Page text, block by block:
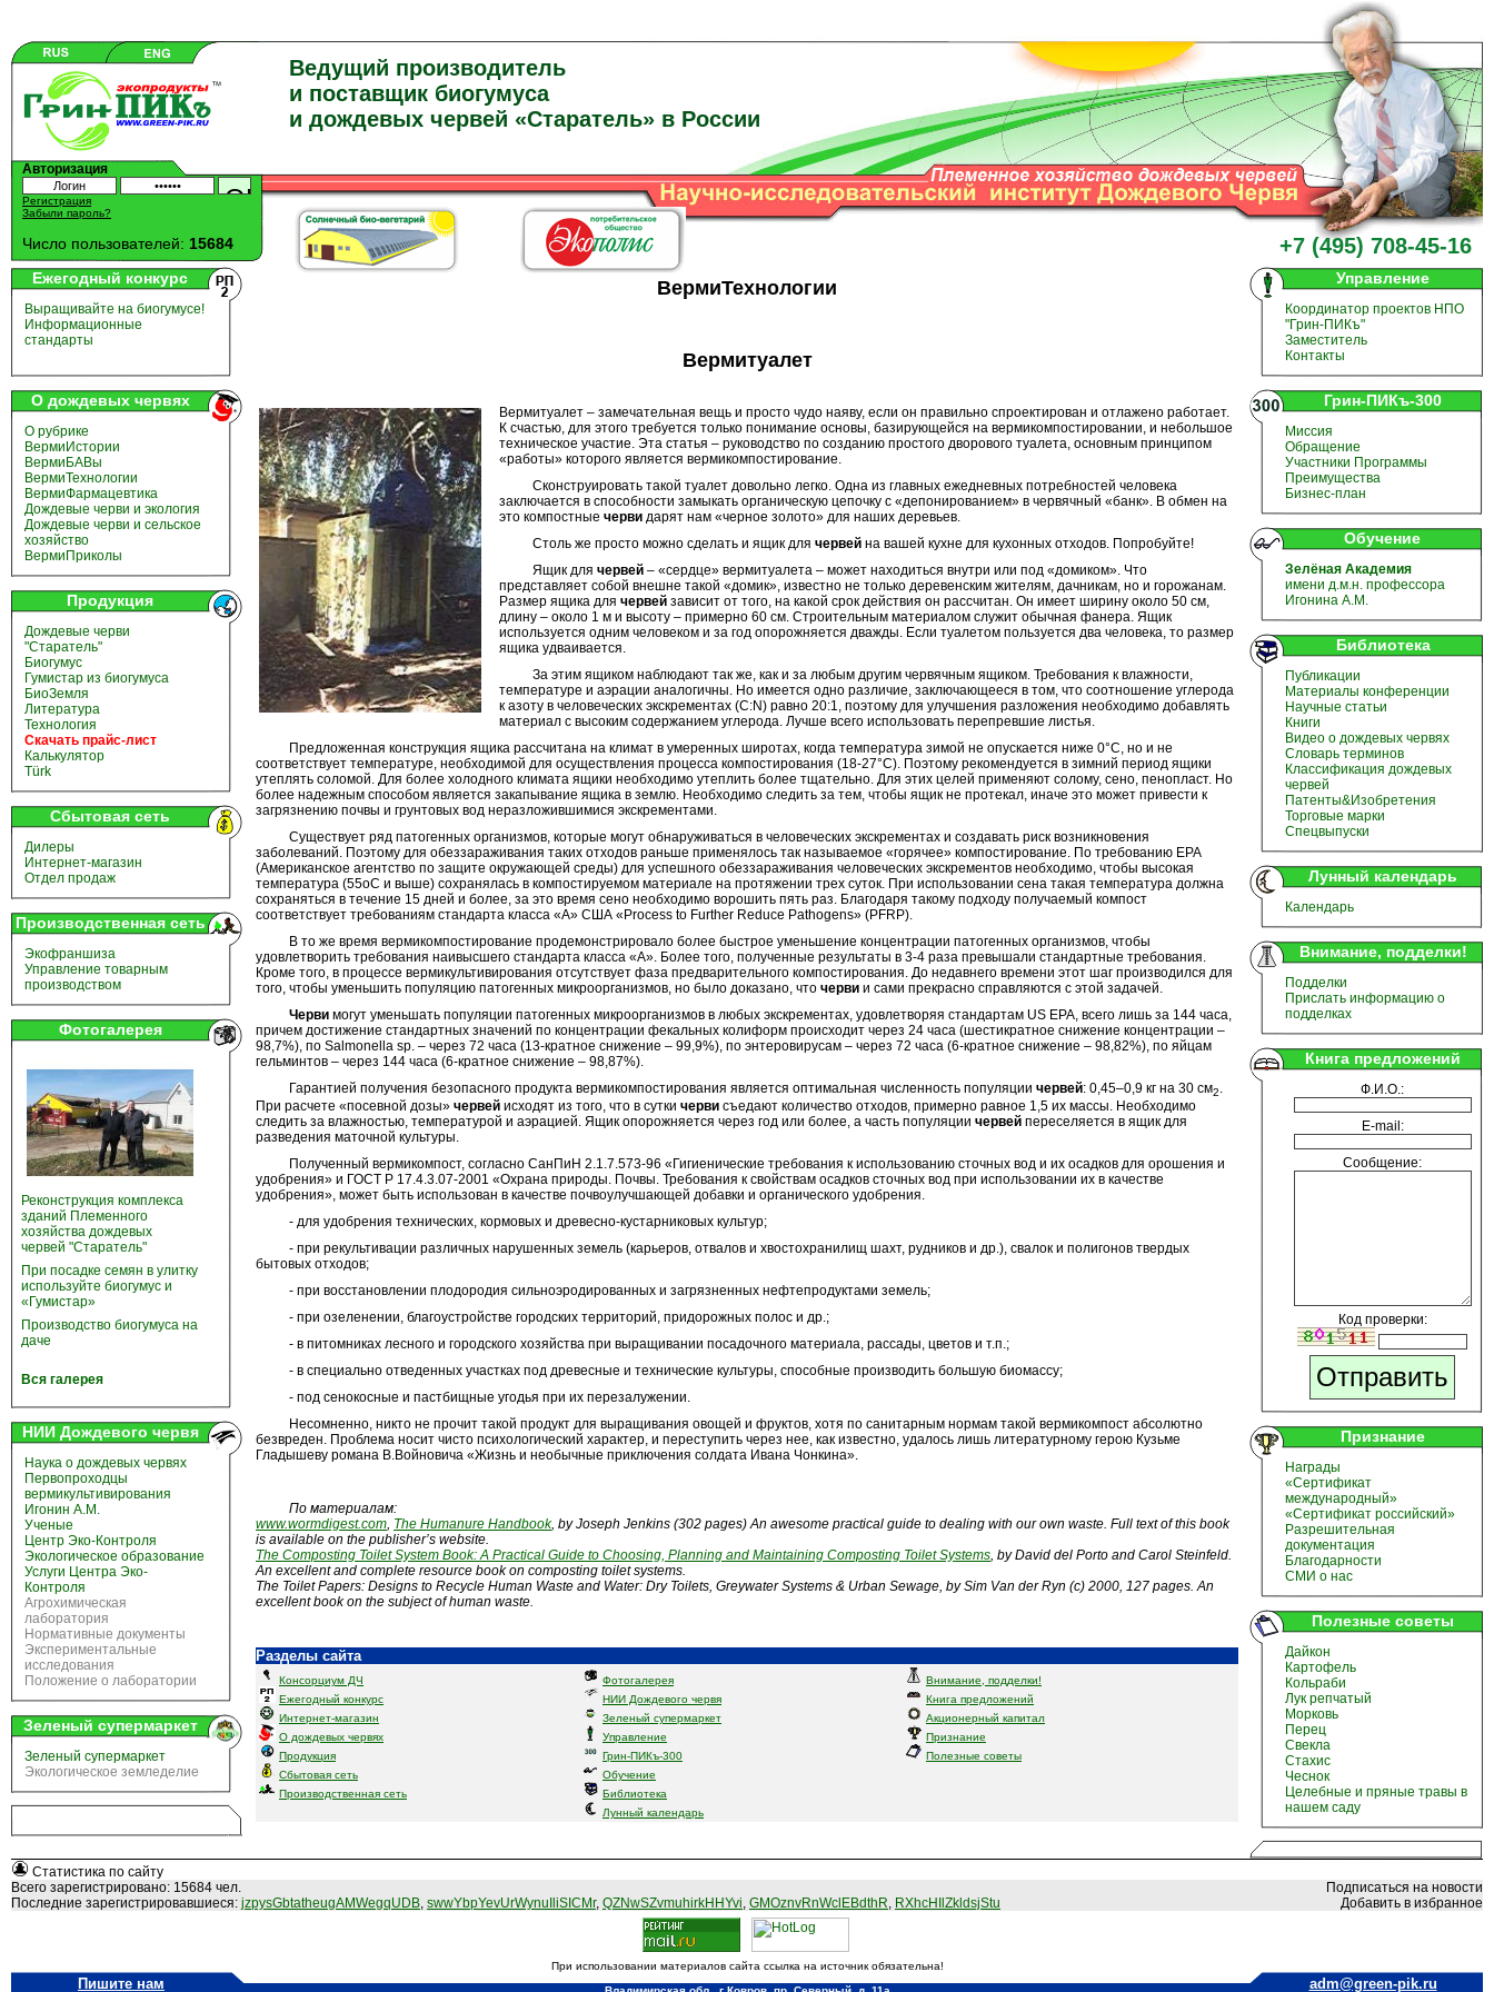
+7 (495) 708-45-16
Ведущий производитель
и поставщик биогумуса
и дождевых червей «Старатель» в России
Авторизация
Регистрация
Забыли пароль?
Число пользователей: 15684
Ежегодный конкурс
Выращивайте на биогумусе!
Информационные
стандарты
О дождевых червях
О рубрике
ВермиИстории
ВермиБАВы
ВермиТехнологии
ВермиФармацевтика
Дождевые черви и экология
Дождевые черви и сельское
хозяйство
ВермиПриколы
Продукция
Дождевые черви
"Старатель"
Биогумус
Гумистар из биогумуса
БиоЗемля
Литература
Технология
Скачать прайс-лист
Калькулятор
Türk
Сбытовая сеть
Дилеры
Интернет-магазин
Отдел продаж
Производственная сеть
Экофраншиза
Управление товарным
производством
Фотогалерея
Реконструкция комплекса
зданий Племенного
хозяйства дождевых
червей "Старатель"
При посадке семян в улитку
используйте биогумус и
«Гумистар»
Производство биогумуса на
даче
Вся галерея
НИИ Дождевого червя
Наука о дождевых червях
Первопроходцы
вермикультивирования
Игонин А.М.
Ученые
Центр Эко-Контроля
Экологическое образование
Услуги Центра Эко-
Контроля
Агрохимическая
лаборатория
Нормативные документы
Экспериментальные
исследования
Положение о лаборатории
Зеленый супермаркет
Зеленый супермаркет
Экологическое земледелие
ВермиТехнологии
Вермитуалет
Вермитуалет – замечательная вещь и просто чудо наяву, если он правильно спроектирован и отлажено работает.
К счастью, для этого требуется только понимание основы, базирующейся на вермикомпостировании, и небольшое
техническое участие. Эта статья – руководство по созданию простого дворового туалета, основным принципом
«работы» которого является вермикомпостирование.
Сконструировать такой туалет довольно легко. Одна из главных ежедневных потребностей человека
заключается в способности замыкать органическую цепочку с «депонированием» в червячный «банк». В обмен на
это компостные черви дарят нам «черное золото» для наших деревьев.
Столь же просто можно сделать и ящик для червей на вашей кухне для кухонных отходов. Попробуйте!
Ящик для червей – «сердце» вермитуалета – может находиться внутри или под «домиком». Что
представляет собой внешне такой «домик», известно не только деревенским жителям, дачникам, но и горожанам.
Размер ящика для червей зависит от того, на какой срок действия он рассчитан. Он имеет ширину около 50 см,
длину – около 1 м и высоту – примерно 60 см. Строительным материалом служит обычная фанера. Ящик
используется одним человеком и за год опорожняется дважды. Если туалетом пользуется два человека, то размер
ящика удваивается.
За этим ящиком наблюдают так же, как и за любым другим червячным ящиком. Требования к влажности,
температуре и аэрации аналогичны. Но имеется одно различие, заключающееся в том, что соотношение углерода
к азоту в человеческих экскрементах (C:N) равно 20:1, поэтому для улучшения разложения необходимо добавлять
материал с высоким содержанием углерода. Лучше всего использовать перепревшие листья.
Предложенная конструкция ящика рассчитана на климат в умеренных широтах, когда температура зимой не опускается ниже 0°С, но и не
соответствует температуре, необходимой для осуществления процесса компостирования (18-27°С). Поэтому рекомендуется в зимний период ящики
утеплять соломой. Для более холодного климата ящики необходимо утеплить более тщательно. Для этих целей применяют солому, сено, пенопласт. Но
более надежным способом является закапывание ящика в землю. Необходимо следить за тем, чтобы ящик не протекал, иначе это может привести к
загрязнению почвы и грунтовых вод неразложившимися экскрементами.
Существует ряд патогенных организмов, которые могут обнаруживаться в человеческих экскрементах и создавать риск возникновения
заболеваний. Поэтому для обеззараживания таких отходов раньше применялось так называемое «горячее» компостирование. По требованию EPA
(Американское агентство по защите окружающей среды) для успешного обеззараживания человеческих экскрементов необходимо, чтобы высокая
температура (55оС и выше) сохранялась в компостируемом материале на протяжении трех суток. При использовании сена такая температура должна
сохраняться в течение 15 дней и более, за это время сено необходимо ворошить пять раз. Благодаря такому подходу получаемый компост
соответствует требованиям стандарта класса «А» США «Process to Further Reduce Pathogens» (PFRP).
В то же время вермикомпостирование продемонстрировало более быстрое уменьшение концентрации патогенных организмов, чтобы
удовлетворить требования наивысшего стандарта класса «А». Более того, полученные результаты в 3-4 раза превышали стандартные требования.
Кроме того, в процессе вермикультивирования отсутствует фаза предварительного компостирования. До недавнего времени этот шаг производился для
того, чтобы уменьшить популяцию патогенных микроорганизмов, но было доказано, что черви и сами прекрасно справляются с этой задачей.
Черви могут уменьшать популяции патогенных микроорганизмов в любых экскрементах, удовлетворяя стандартам US EPA, всего лишь за 144 часа,
причем достижение стандартных значений по концентрации фекальных колиформ происходит через 24 часа (шестикратное снижение концентрации –
98,7%), по Salmonella sp. – через 72 часа (13-кратное снижение – 99,9%), по энтеровирусам – через 72 часа (6-кратное снижение – 98,82%), по яйцам
гельминтов – через 144 часа (6-кратное снижение – 98,87%).
Гарантией получения безопасного продукта вермикомпостирования является оптимальная численность популяции червей: 0,45–0,9 кг на 30 см2.
При расчете «посевной дозы» червей исходят из того, что в сутки черви съедают количество отходов, примерно равное 1,5 их массы. Необходимо
следить за влажностью, температурой и аэрацией. Ящик опорожняется через год или более, а часть популяции червей переселяется в ящик для
разведения маточной культуры.
Полученный вермикомпост, согласно СанПиН 2.1.7.573-96 «Гигиенические требования к использованию сточных вод и их осадков для орошения и
удобрения» и ГОСТ Р 17.4.3.07-2001 «Охрана природы. Почвы. Требования к свойствам осадков сточных вод при использовании их в качестве
удобрения», может быть использован в качестве почвоулучшающей добавки и органического удобрения.
- для удобрения технических, кормовых и древесно-кустарниковых культур;
- при рекультивации различных нарушенных земель (карьеров, отвалов и хвостохранилищ шахт, рудников и др.), свалок и полигонов твердых
бытовых отходов;
- при восстановлении плодородия сильноэродированных и загрязненных нефтепродуктами земель;
- при озеленении, благоустройстве городских территорий, придорожных полос и др.;
- в питомниках лесного и городского хозяйства при выращивании посадочного материала, рассады, цветов и т.п.;
- в специально отведенных участках под древесные и технические культуры, способные производить большую биомассу;
- под сенокосные и пастбищные угодья при их перезалужении.
Несомненно, никто не прочит такой продукт для выращивания овощей и фруктов, хотя по санитарным нормам такой вермикомпост абсолютно
безвреден. Проблема носит чисто психологический характер, и переступить через нее, как известно, удалось лишь литературному герою Кузьме
Гладышеву романа В.Войновича «Жизнь и необычные приключения солдата Ивана Чонкина».
По материалам:
www.wormdigest.com, The Humanure Handbook, by Joseph Jenkins (302 pages) An awesome practical guide to dealing with our own waste. Full text of this book
is available on the publisher’s website.
The Composting Toilet System Book: A Practical Guide to Choosing, Planning and Maintaining Composting Toilet Systems, by David del Porto and Carol Steinfeld.
An excellent and complete resource book on composting toilet systems.
The Toilet Papers: Designs to Recycle Human Waste and Water: Dry Toilets, Greywater Systems & Urban Sewage, by Sim Van der Ryn (c) 2000, 127 pages. An
excellent book on the subject of human waste.
Разделы сайта
Консорциум ДЧ
Ежегодный конкурс
Интернет-магазин
О дождевых червях
Продукция
Сбытовая сеть
Производственная сеть
Фотогалерея
НИИ Дождевого червя
Зеленый супермаркет
Управление
Грин-ПИКъ-300
Обучение
Библиотека
Лунный календарь
Внимание, подделки!
Книга предложений
Акционерный капитал
Признание
Полезные советы
Управление
Координатор проектов НПО
"Грин-ПИКъ"
Заместитель
Контакты
Грин-ПИКъ-300
Миссия
Обращение
Участники Программы
Преимущества
Бизнес-план
Обучение
Зелёная Академия
имени д.м.н. профессора
Игонина А.М.
Библиотека
Публикации
Материалы конференции
Научные статьи
Книги
Видео о дождевых червях
Словарь терминов
Классификация дождевых
червей
Патенты&Изобретения
Торговые марки
Спецвыпуски
Лунный календарь
Календарь
Внимание, подделки!
Подделки
Прислать информацию о
подделках
Книга предложений
Ф.И.О.:
E-mail:
Сообщение:
Код проверки:
Признание
Награды
«Сертификат
международный»
«Сертификат российский»
Разрешительная
документация
Благодарности
СМИ о нас
Полезные советы
Дайкон
Картофель
Кольраби
Лук репчатый
Морковь
Перец
Свекла
Стахис
Чеснок
Целебные и пряные травы в
нашем саду
Статистика по сайту
Всего зарегистрировано: 15684 чел.
Подписаться на новости
Последние зарегистрировавшиеся: jzpysGbtatheugAMWegqUDB, swwYbpYevUrWynuIliSICMr, QZNwSZvmuhirkHHYvi, GMOznvRnWclEBdthR, RXhcHIlZkldsjStu Добавить в избранное
При использовании материалов сайта ссылка на источник обязательна!
Пишите нам adm@green-pik.ru